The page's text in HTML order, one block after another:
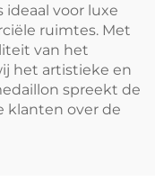
voor luxe
ruimtes. Met
van het
het artistieke en
spreekt de
klanten over de